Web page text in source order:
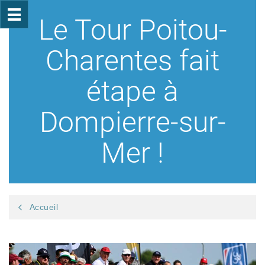
Le Tour Poitou-
Charentes fait
étape à
Dompierre-sur-
Mer !
Accueil